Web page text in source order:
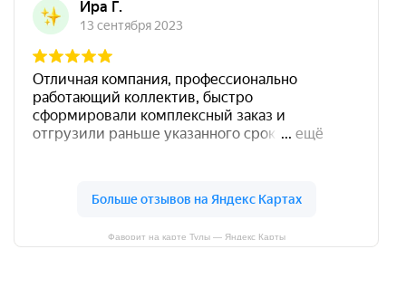
Фаворит на карте Тулы — Яндекс Карты